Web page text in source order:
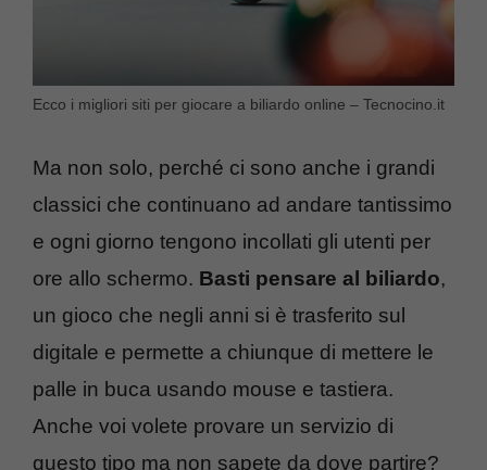
Ecco i migliori siti per giocare a biliardo online – Tecnocino.it
Ma non solo, perché ci sono anche i grandi
classici che continuano ad andare tantissimo
e ogni giorno tengono incollati gli utenti per
ore allo schermo. Basti pensare al biliardo,
un gioco che negli anni si è trasferito sul
digitale e permette a chiunque di mettere le
palle in buca usando mouse e tastiera.
Anche voi volete provare un servizio di
questo tipo ma non sapete da dove partire?